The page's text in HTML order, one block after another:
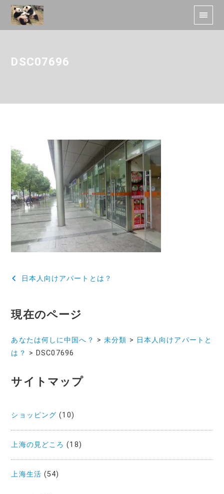
DSC07696
投
ナ
ゲ
シ
ン
日本人向けアパートとは？
現在のページ
あなたは何しに中国へ？ >未分類 > 日本人向けアパートと
は？ > DSC07696
サイトマップ
ショッピング (10)
上海の見どころ (18)
上海生活 (54)